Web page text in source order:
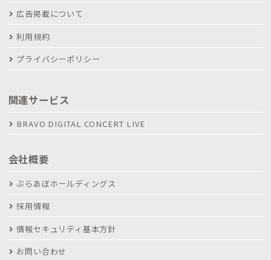
広告掲載について
利用規約
プライバシーポリシー
関連サービス
BRAVO DIGITAL CONCERT LIVE
会社概要
ぶらあぼホールディングス
採用情報
情報セキュリティ基本方針
お問い合わせ